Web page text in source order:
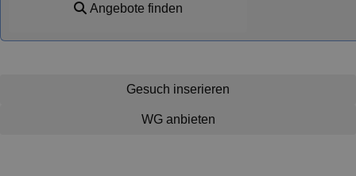
Angebote finden
Gesuch inserieren
WG anbieten